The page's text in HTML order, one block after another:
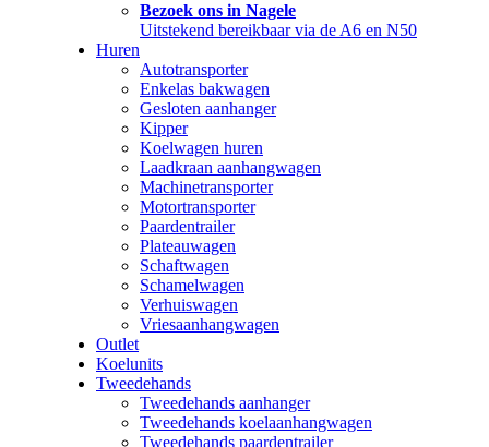
Bezoek ons in Nagele
Uitstekend bereikbaar via de A6 en N50
Huren
Autotransporter
Enkelas bakwagen
Gesloten aanhanger
Kipper
Koelwagen huren
Laadkraan aanhangwagen
Machinetransporter
Motortransporter
Paardentrailer
Plateauwagen
Schaftwagen
Schamelwagen
Verhuiswagen
Vriesaanhangwagen
Outlet
Koelunits
Tweedehands
Tweedehands aanhanger
Tweedehands koelaanhangwagen
Tweedehands paardentrailer